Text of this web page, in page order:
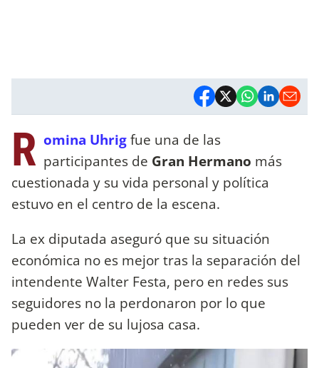
R omina Uhrigfue una de las
participantes de Gran Hermano más
cuestionada y su vida personal y política
estuvo en el centro de la escena.
La ex diputada aseguró que su situación
económica no es mejor tras la separación del
intendente Walter Festa, pero en redes sus
seguidores no la perdonaron por lo que
pueden ver de su lujosa casa.